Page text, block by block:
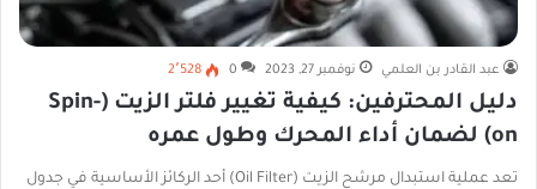
عبد القادر بن العلمي نوفمبر 27, 2023 0 2٬528
دليل المحترفين: كيفية تغيير فلتر الزيت (Spin-
on) لضمان أداء المحرك وطول عمره
تعد عملية استبدال مرشح الزيت (Oil Filter) أحد الركائز الأساسية في جدول